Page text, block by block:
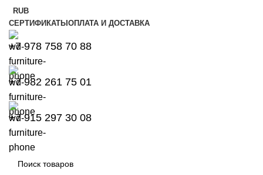
RUB
СЕРТИФИКАТЫОПЛАТА И ДОСТАВКА
+7 978 758 70 88
+7 982 261 75 01
+7 915 297 30 08